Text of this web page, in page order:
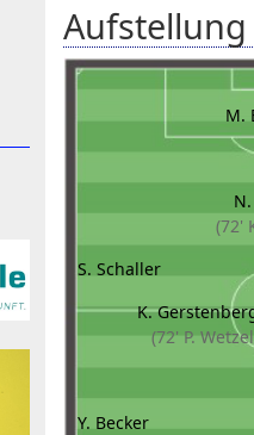
Aufstellung
M.
(72'
S. Schaller
K.
(72' P.
Y. Becker